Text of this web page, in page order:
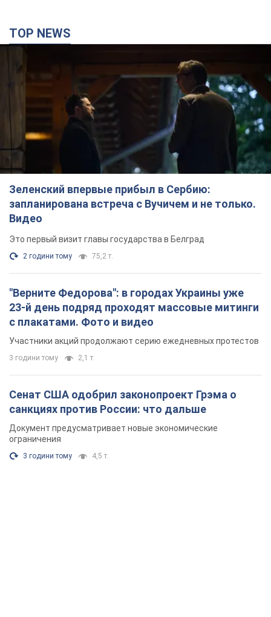
TOP NEWS
Зеленский впервые прибыл в Сербию:
запланирована встреча с Вучичем и не только.
Видео
Это первый визит главы государства в Белград
2 години тому 75,2 т.
"Верните Федорова": в городах Украины уже
23-й день подряд проходят массовые митинги
с плакатами. Фото и видео
Участники акций продолжают серию ежедневных протестов
3 години тому 2,1 т.
Сенат США одобрил законопроект Грэма о
санкциях против России: что дальше
Документ предусматривает новые экономические
ограничения
3 години тому 4,5 т.